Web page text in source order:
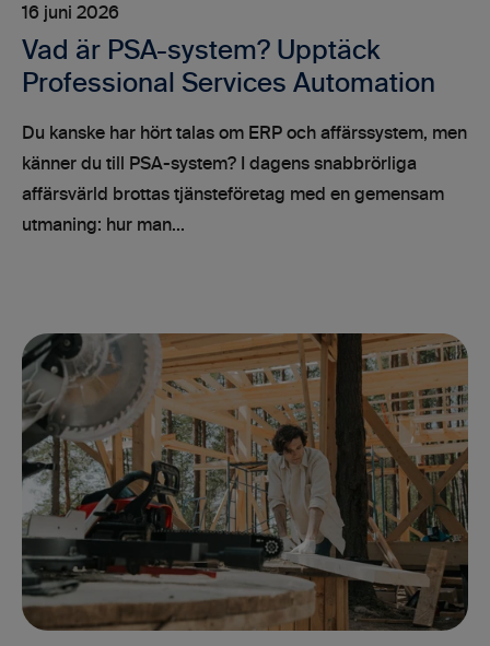
16 juni 2026
Vad är PSA-system? Upptäck
Professional Services Automation
Du kanske har hört talas om ERP och affärssystem, men
känner du till PSA-system? I dagens snabbrörliga
affärsvärld brottas tjänsteföretag med en gemensam
utmaning: hur man...